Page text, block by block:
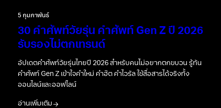
5 กุมภาพันธ์
30 คำศัพท์วัยรุ่น คำศัพท์ Gen Z ปี 2026
รับรองไม่ตกเทรนด์
อัปเดตคำศัพท์วัยรุ่นไทยปี 2026 สำหรับคนไม่อยากตกขบวน รู้ทัน
คำศัพท์ Gen Z เข้าใจคำใหม่ คำฮิต คำไวรัล ใช้สื่อสารได้จริงทั้ง
ออนไลน์และออฟไลน์
อ่านเพิ่มเติม